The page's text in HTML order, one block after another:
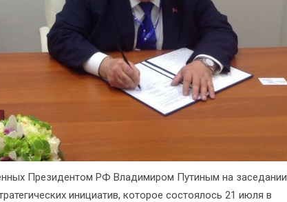
Президентом РФ Владимиром Путиным на заседании
инициатив, которое состоялось 21 июля в